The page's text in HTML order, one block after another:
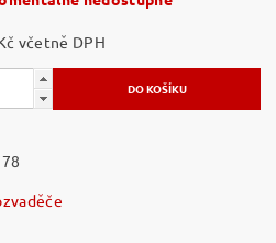
8 Kč včetně DPH